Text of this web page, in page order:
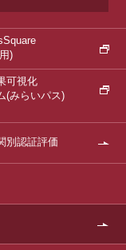
)
可視化
(みらいパス)
別認証評価